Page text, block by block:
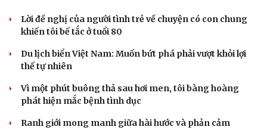
Lời đề nghị của người tình trẻ về chuyện có con chung
khiến tôi bế tắc ở tuổi 80
Du lịch biển Việt Nam: Muốn bứt phá phải vượt khỏi lợi
thế tự nhiên
Vì một phút buông thả sau hơi men, tôi bàng hoàng
phát hiện mắc bệnh tình dục
Ranh giới mong manh giữa hài hước và phản cảm